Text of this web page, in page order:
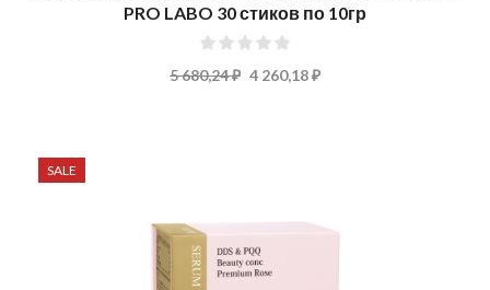
PRO LABO 30 стиков по 10гр
5 680,24 ₽ 4 260,18 ₽
SALE